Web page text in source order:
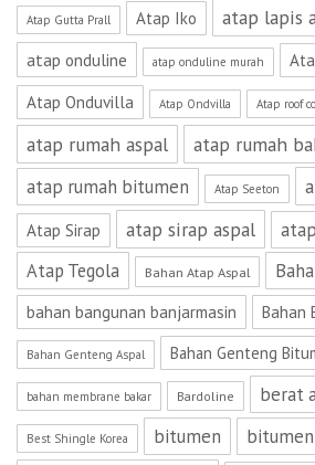
Atap Gutta Prall Atap Iko atap lapis
atap onduline atap onduline murah
Atap Onduvilla
Atap Ondvilla Atap roof
atap rumah aspal atap rumah
atap rumah bitumen Atap Seeton
Atap Sirap atap sirap aspal
Atap Tegola
Bahan Atap Aspal
bahan bangunan banjarmasin Bahan
Bahan Genteng Aspal Bahan Genteng
bahan membrane bakar Bardoline berat
Best Shingle Korea bitumen